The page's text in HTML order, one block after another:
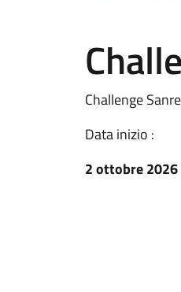
Challenge
Data inizio :
2 ottobre 2026